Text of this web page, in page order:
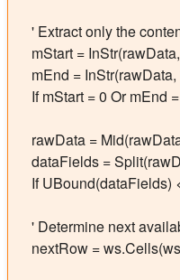
' Extract only the
mStart = InStr(rawData,
mEnd = InStr(rawData,
If mStart = 0 Or mEnd
rawData =
dataFields =
If UBound(dataFields)
' Determine next
nextRow =